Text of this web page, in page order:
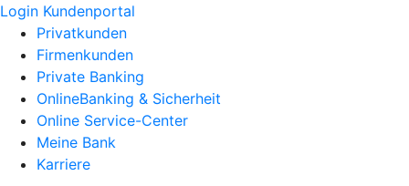
Login Kundenportal
Privatkunden
Firmenkunden
Private Banking
OnlineBanking & Sicherheit
Online Service-Center
Meine Bank
Karriere